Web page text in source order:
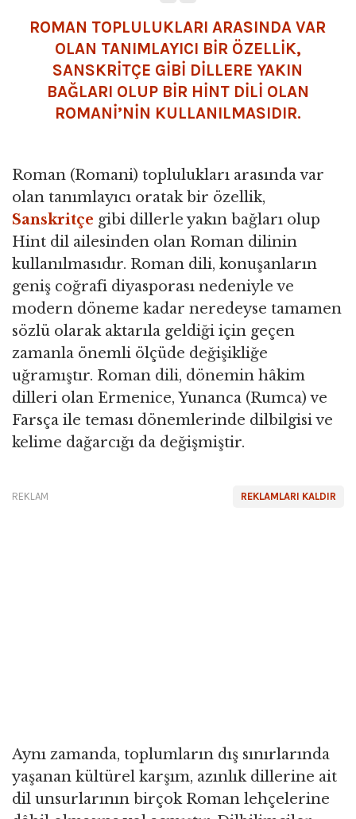
ROMAN TOPLULUKLARI ARASINDA VAR
OLAN TANIMLAYICI BİR ÖZELLİK,
SANSKRİTÇE GİBİ DİLLERE YAKIN
BAĞLARI OLUP BİR HİNT DİLİ OLAN
ROMANİ’NİN KULLANILMASIDIR.
Roman (Romani) toplulukları arasında var
olan tanımlayıcı oratak bir özellik,
Sanskritçe gibi dillerle yakın bağları olup
Hint dil ailesinden olan Roman dilinin
kullanılmasıdır. Roman dili, konuşanların
geniş coğrafi diyasporası nedeniyle ve
modern döneme kadar neredeyse tamamen
sözlü olarak aktarıla geldiği için geçen
zamanla önemli ölçüde değişikliğe
uğramıştır. Roman dili, dönemin hâkim
dilleri olan Ermenice, Yunanca (Rumca) ve
Farsça ile teması dönemlerinde dilbilgisi ve
kelime dağarcığı da değişmiştir.
REKLAMLARI KALDIR
REKLAM
Aynı zamanda, toplumların dış sınırlarında
yaşanan kültürel karşım, azınlık dillerine ait
dil unsurlarının birçok Roman lehçelerine